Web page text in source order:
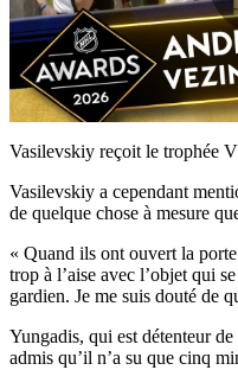
Vasilevskiy reçoit le trophée
Vasilevskiy a cependant
de quelque chose à mesure
« Quand ils ont ouvert la
trop à l’aise avec l’objet qui
gardien. Je me suis douté de
Yungadis, qui est détenteur
admis qu’il n’a su que cinq